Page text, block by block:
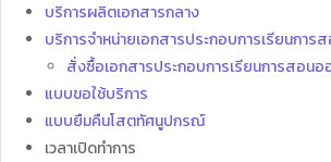
บริการผลิตเอกสารกลาง
บริการจำหน่ายเอกสารประกอบการเรียนกา
สั่งซื้อเอกสารประกอบการเรียนการสอนอ
แบบขอใช้บริการ
แบบยืมคืนโสตทัศนูปกรณ์
เวลาเปิดทำการ